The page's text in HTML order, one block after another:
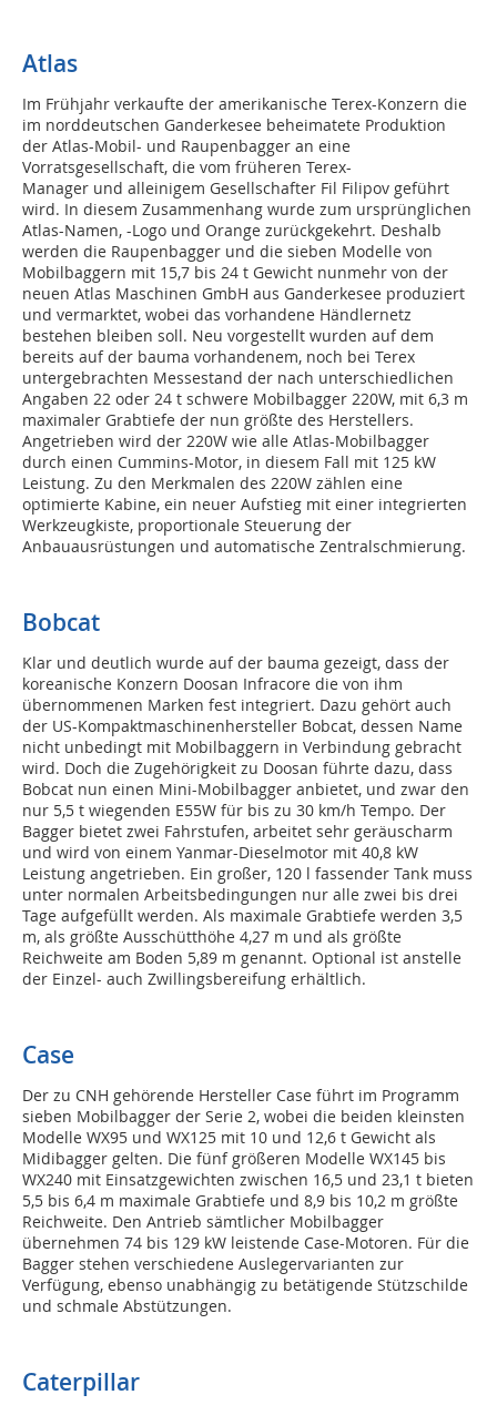
Atlas
Im Frühjahr verkaufte der amerikanische Terex-Konzern die
im norddeutschen Ganderkesee beheimatete Produktion
der Atlas-Mobil- und Raupenbagger an eine
Vorratsgesellschaft, die vom früheren Terex-
Manager und alleinigem Gesellschafter Fil Filipov geführt
wird. In diesem Zusammenhang wurde zum ursprünglichen
Atlas-Namen, -Logo und Orange zurückgekehrt. Deshalb
werden die Raupenbagger und die sieben Modelle von
Mobilbaggern mit 15,7 bis 24 t Gewicht nunmehr von der
neuen Atlas Maschinen GmbH aus Ganderkesee produziert
und vermarktet, wobei das vorhandene Händlernetz
bestehen bleiben soll. Neu vorgestellt wurden auf dem
bereits auf der bauma vorhandenem, noch bei Terex
untergebrachten Messestand der nach unterschiedlichen
Angaben 22 oder 24 t schwere Mobilbagger 220W, mit 6,3 m
maximaler Grabtiefe der nun größte des Herstellers.
Angetrieben wird der 220W wie alle Atlas-Mobilbagger
durch einen Cummins-Motor, in diesem Fall mit 125 kW
Leistung. Zu den Merkmalen des 220W zählen eine
optimierte Kabine, ein neuer Aufstieg mit einer integrierten
Werkzeugkiste, proportionale Steuerung der
Anbauausrüstungen und automatische Zentralschmierung.
Bobcat
Klar und deutlich wurde auf der bauma gezeigt, dass der
koreanische Konzern Doosan Infracore die von ihm
übernommenen Marken fest integriert. Dazu gehört auch
der US-Kompaktmaschinenhersteller Bobcat, dessen Name
nicht unbedingt mit Mobilbaggern in Verbindung gebracht
wird. Doch die Zugehörigkeit zu Doosan führte dazu, dass
Bobcat nun einen Mini-Mobilbagger anbietet, und zwar den
nur 5,5 t wiegenden E55W für bis zu 30 km/h Tempo. Der
Bagger bietet zwei Fahrstufen, arbeitet sehr geräuscharm
und wird von einem Yanmar-Dieselmotor mit 40,8 kW
Leistung angetrieben. Ein großer, 120 l fassender Tank muss
unter normalen Arbeitsbedingungen nur alle zwei bis drei
Tage aufgefüllt werden. Als maximale Grabtiefe werden 3,5
m, als größte Ausschütthöhe 4,27 m und als größte
Reichweite am Boden 5,89 m genannt. Optional ist anstelle
der Einzel- auch Zwillingsbereifung erhältlich.
Case
Der zu CNH gehörende Hersteller Case führt im Programm
sieben Mobilbagger der Serie 2, wobei die beiden kleinsten
Modelle WX95 und WX125 mit 10 und 12,6 t Gewicht als
Midibagger gelten. Die fünf größeren Modelle WX145 bis
WX240 mit Einsatzgewichten zwischen 16,5 und 23,1 t bieten
5,5 bis 6,4 m maximale Grabtiefe und 8,9 bis 10,2 m größte
Reichweite. Den Antrieb sämtlicher Mobilbagger
übernehmen 74 bis 129 kW leistende Case-Motoren. Für die
Bagger stehen verschiedene Auslegervarianten zur
Verfügung, ebenso unabhängig zu betätigende Stützschilde
und schmale Abstützungen.
Caterpillar